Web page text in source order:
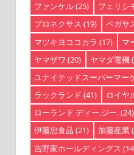
ファンケル(25) フェリシ
プロネクサス (19) ペガサ
マツキヨココカラ (17) マ
ヤマザワ (20) ヤマダ電機
ユナイテッドスーパーマー
ラックランド (41) ロイヤ
ローランド ディー.ジー.(24)
伊藤忠食品 (21) 加藤産業
吉野家ホールディングス